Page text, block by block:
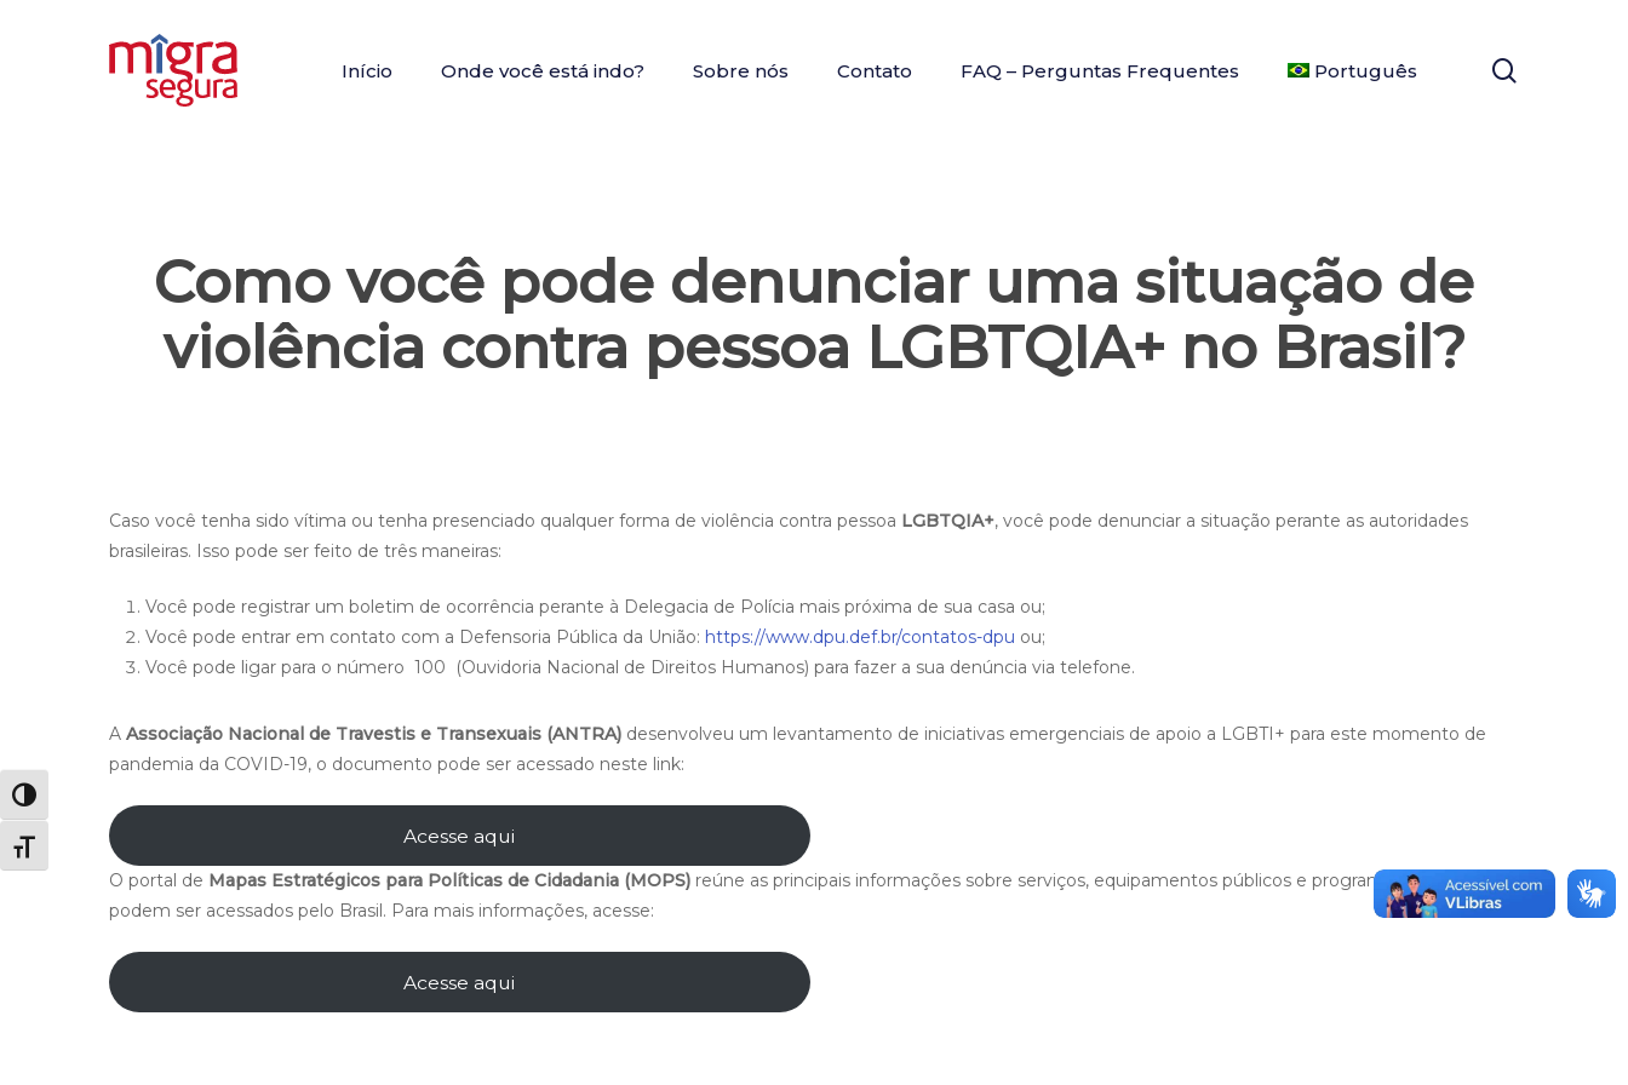
Alternar alto contraste
Alternar tamanho da fonte
Início Onde você está indo? Sobre nós Contato FAQ – Perguntas Frequentes Português
Como você pode denunciar uma situação de
violência contra pessoa LGBTQIA+ no Brasil?
Caso você tenha sido vítima ou tenha presenciado qualquer forma de violência contra pessoa LGBTQIA+, você pode denunciar a situação perante as autoridades
brasileiras. Isso pode ser feito de três maneiras:
Você pode registrar um boletim de ocorrência perante à Delegacia de Polícia mais próxima de sua casa ou;
Você pode entrar em contato com a Defensoria Pública da União: https://www.dpu.def.br/contatos-dpu ou;
Você pode ligar para o número 100 (Ouvidoria Nacional de Direitos Humanos) para fazer a sua denúncia via telefone.
A Associação Nacional de Travestis e Transexuais (ANTRA) desenvolveu um levantamento de iniciativas emergenciais de apoio a LGBTI+ para este momento de
pandemia da COVID-19, o documento pode ser acessado neste link:
Acesse aqui
O portal de Mapas Estratégicos para Políticas de Cidadania (MOPS) reúne as principais informações sobre serviços, equipamentos públicos e programas sociais que
podem ser acessados pelo Brasil. Para mais informações, acesse:
Acesse aqui